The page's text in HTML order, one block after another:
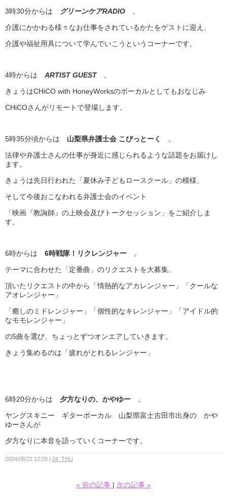
3時30分からは グリーンケアRADIO 。
介護にかかわる様々なお仕事をされているかたをゲストに迎え、
介護や福祉用具について学んでいこうというコーナーです。
4時からは ARTIST GUEST。
きょうはCHiCO with HoneyWorksのボーカルとしてもおなじみ
CHiCOさんがリモートで登場します。
5時35分頃からは 山梨県弁護士会 こぴっとーく
。
法律や弁護士さんの仕事が身近に感じられるような話題をお届けし
ます。
きょうは先日行われた「夏休み子どもロースクール」の模様、
そして今後おこなわれる弁護士会のイベント
「映画『教誨師』の上映会及びトークセッション」をご紹介しま
す。
6時からは 6時戦隊！リクレンジャー 。
テーマに合わせた「定番曲」のリクエストを大募集。
頂いたリクエストの中から「情熱的なアカレンジャー」「クールな
アオレンジャー」
「癒しのミドレンジャー」「個性的なキレンジャー」「アイドル的
なモモレンジャー」
の5曲を選び、ちょっとずつオンエアしていきます。
きょう集めるのは「疲れがとれるレンジャー」
6時20分からは 夕方なりの、かやゆー 。
ヤングスキニー ギターボーカル 山梨県富士吉田市出身の かや
ゆーさんが
夕方なりに本音を語っていくコーナーです。
2024/08/22 12:20 04_THU
« 前の記事 次の記事 »